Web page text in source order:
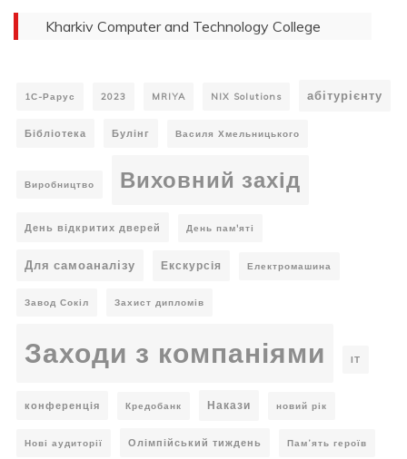
Kharkiv Computer and Technology College
1С-Рарус 2023 MRIYA NIX Solutions абітурієнту
Бібліотека Булінг Василя Хмельницького
Виробництво Виховний захід
День відкритих дверей День пам'яті
Для самоаналізу Екскурсія Електромашина
Завод Сокіл Захист дипломів
Заходи з компаніями ІТ
конференція Кредобанк Накази новий рік
Нові аудиторії Олімпійський тиждень Пам’ять героїв